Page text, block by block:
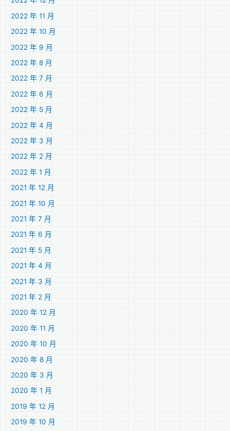
2022 年 11 月
2022 年 10 月
2022 年 9 月
2022 年 8 月
2022 年 7 月
2022 年 6 月
2022 年 5 月
2022 年 4 月
2022 年 3 月
2022 年 2 月
2022 年 1 月
2021 年 12 月
2021 年 10 月
2021 年 7 月
2021 年 6 月
2021 年 5 月
2021 年 4 月
2021 年 3 月
2021 年 2 月
2020 年 12 月
2020 年 11 月
2020 年 10 月
2020 年 8 月
2020 年 3 月
2020 年 1 月
2019 年 12 月
2019 年 10 月